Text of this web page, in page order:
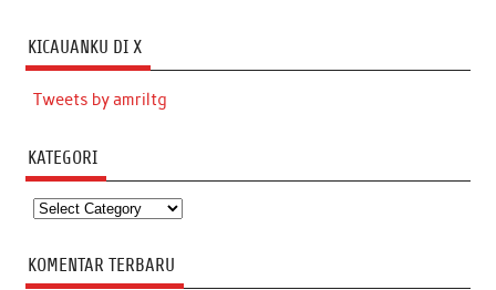
KICAUANKU DI X
Tweets by amriltg
KATEGORI
Kategori
KOMENTAR TERBARU